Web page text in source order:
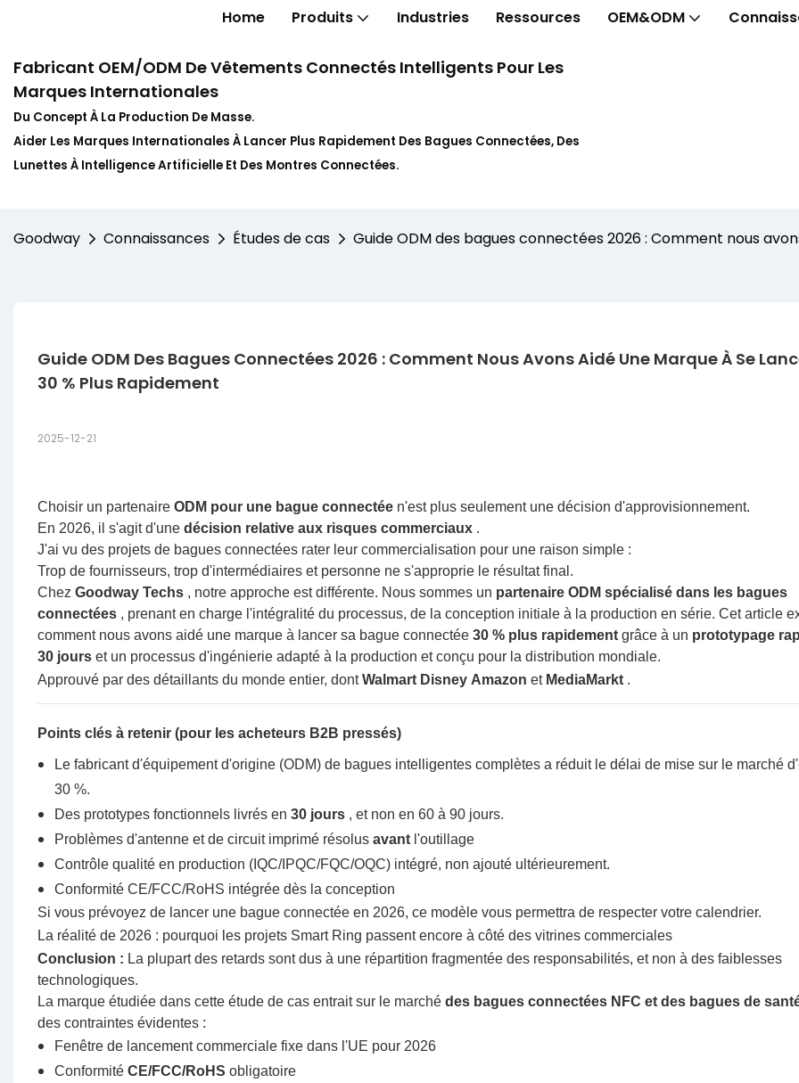
Home Produits Industries Ressources OEM&ODM
Fabricant OEM/ODM De Vêtements Connectés Intelligents Pour Les
Marques Internationales
Du Concept À La Production De Masse.
Aider Les Marques Internationales À Lancer Plus Rapidement Des Bagues Connectées, Des
Lunettes À Intelligence Artificielle Et Des Montres Connectées.
Goodway Connaissances Études de cas Guide ODM des bagues connectées 2026 : Comment nous
Guide ODM Des Bagues Connectées 2026 : Comment Nous Avons Aidé Une Marque À Se
30 % Plus Rapidement
2025-12-21
Choisir un partenaire ODM pour une bague connectéen'est plus seulement une décision d'approvisionnement.
En 2026, il s'agit d'une décision relative aux risques commerciaux.
J'ai vu des projets de bagues connectées rater leur commercialisation pour une raison simple :
Trop de fournisseurs, trop d'intermédiaires et personne ne s'approprie le résultat final.
Chez Goodway Techs, notre approche est différente. Nous sommes un partenaire ODM spécialisé dans les bagues
connectées, prenant en charge l'intégralité du processus, de la conception initiale à la production en série. Cet article
comment nous avons aidé une marque à lancer sa bague connectée 30 % plus rapidementgrâce à un prototypage
30 jourset un processus d'ingénierie adapté à la production et conçu pour la distribution mondiale.
Approuvé par des détaillants du monde entier, dontWalmart Disney Amazon et MediaMarkt.
Points clés à retenir (pour les acheteurs B2B pressés)
Le fabricant d'équipement d'origine (ODM) de bagues intelligentes complètes a réduit le délai de mise sur le marché
30 %.
Des prototypes fonctionnels livrés en30 jours , et non en 60 à 90 jours.
Problèmes d'antenne et de circuit imprimé résolusavant l'outillage
Contrôle qualité en production (IQC/IPQC/FQC/OQC) intégré, non ajouté ultérieurement.
Conformité CE/FCC/RoHS intégrée dès la conception
Si vous prévoyez de lancer une bague connectée en 2026, ce modèle vous permettra de respecter votre calendrier.
La réalité de 2026 : pourquoi les projets Smart Ring passent encore à côté des vitrines commerciales
Conclusion : La plupart des retards sont dus à une répartition fragmentée des responsabilités, et non à des faiblesses
technologiques.
La marque étudiée dans cette étude de cas entrait sur le marché des bagues connectées NFC et des bagues de
des contraintes évidentes :
Fenêtre de lancement commerciale fixe dans l'UE pour 2026
ConformitéCE/FCC/RoHS obligatoire